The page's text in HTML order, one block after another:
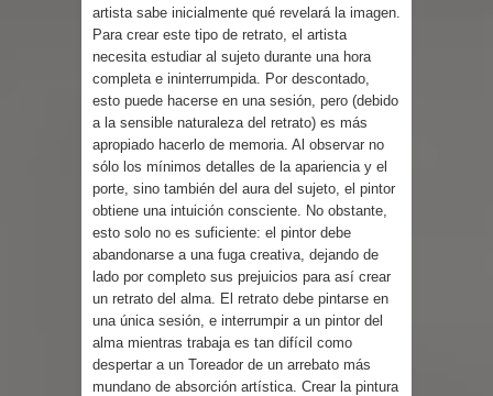
artista sabe inicialmente qué revelará la imagen.
Para crear este tipo de retrato, el artista
necesita estudiar al sujeto durante una hora
completa e ininterrumpida. Por descontado,
esto puede hacerse en una sesión, pero (debido
a la sensible naturaleza del retrato) es más
apropiado hacerlo de memoria. Al observar no
sólo los mínimos detalles de la apariencia y el
porte, sino también del aura del sujeto, el pintor
obtiene una intuición consciente. No obstante,
esto solo no es suficiente: el pintor debe
abandonarse a una fuga creativa, dejando de
lado por completo sus prejuicios para así crear
un retrato del alma. El retrato debe pintarse en
una única sesión, e interrumpir a un pintor del
alma mientras trabaja es tan difícil como
despertar a un Toreador de un arrebato más
mundano de absorción artística. Crear la pintura